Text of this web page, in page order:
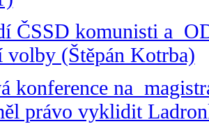
ČSSD komunisti a
volby (Štěpán Kotrba)
konference na
právo vyklidit